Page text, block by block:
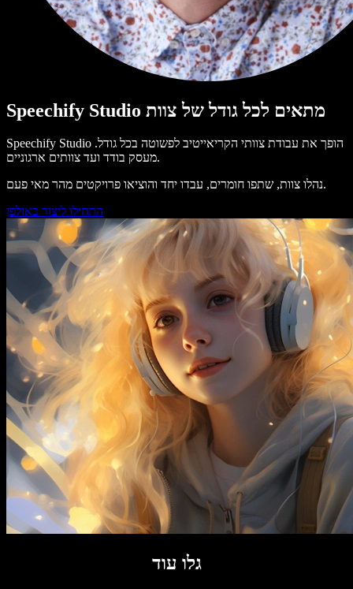
Speechify Studio מתאים לכל גודל של צוות
Speechify Studio הופך את עבודת צוותי הקריאייטיב לפשוטה בכל גודל.
מעסק בודד ועד צוותים ארגוניים.
נהלו צוות, שתפו חומרים, עבדו יחד והוציאו פרויקטים מהר מאי פעם.
התחילו ליצור באולפן
גלו עוד